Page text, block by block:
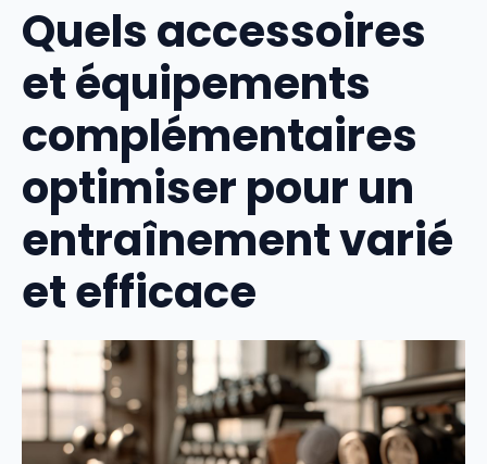
Quels accessoires
et équipements
complémentaires
optimiser pour un
entraînement varié
et efficace